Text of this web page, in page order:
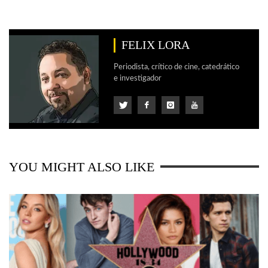
FELIX LORA
Periodista, crítico de cine, catedrático
e investigador
YOU MIGHT ALSO LIKE